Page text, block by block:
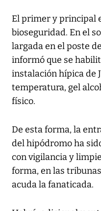
El primer y principal
bioseguridad. En el
largada en el poste
informó que se
instalación hípica de
temperatura, gel
físico.
De esta forma, la
del hipódromo ha
con vigilancia y
forma, en las
acuda la fanaticada.